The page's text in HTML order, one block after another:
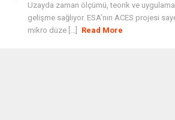
Uzayda zaman ölçümü, teorik ve
gelişme sağlıyor. ESA’nın ACES projesi
mikro düze [...]
Read More